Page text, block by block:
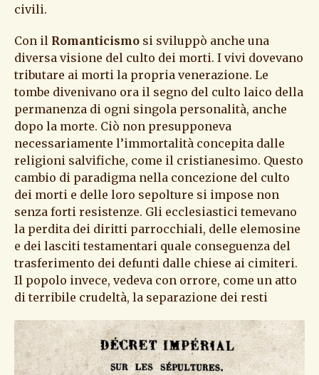
civili.
Con il Romanticismo si sviluppò anche una
diversa visione del culto dei morti. I vivi dovevano
tributare ai morti la propria venerazione. Le
tombe divenivano ora il segno del culto laico della
permanenza di ogni singola personalità, anche
dopo la morte. Ciò non presupponeva
necessariamente l’immortalità concepita dalle
religioni salvifiche, come il cristianesimo. Questo
cambio di paradigma nella concezione del culto
dei morti e delle loro sepolture si impose non
senza forti resistenze. Gli ecclesiastici temevano
la perdita dei diritti parrocchiali, delle elemosine
e dei lasciti testamentari quale conseguenza del
trasferimento dei defunti dalle chiese ai cimiteri.
Il popolo invece, vedeva con orrore, come un atto
di terribile crudeltà, la separazione dei resti